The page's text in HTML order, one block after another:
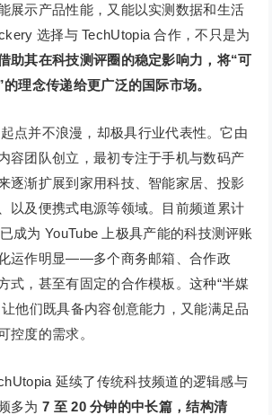
示产品性能，又能以实测数据和生活
选择与 TechUtopia 合作，不只是为
助其在科技测评圈的稳定影响力，将“可
理念传递给更广泛的国际市场。
点并不浪漫，却极具行业代表性。它由
容团队创立，最初专注于手机与数码产
逐渐扩展到家用科技、智能家居、投影
以及便携式电源等领域。目前频道累计
已成为 YouTube 上极具产能的科技测评账
运作明显——多个商务邮箱、合作政
式，甚至有固定的合作模板。这种“半媒
他们既具备内容创意能力，又能满足品
控度的需求。
延续了传统科技频道的逻辑感与
多为 7 至 20 分钟的中长篇，结构清